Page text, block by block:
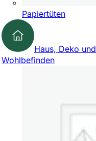
Papiertüten
Haus, Deko und
Wohlbefinden